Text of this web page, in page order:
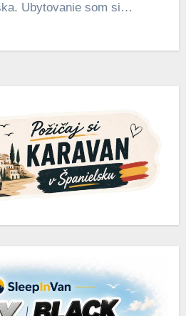
Ubytovanie som si…